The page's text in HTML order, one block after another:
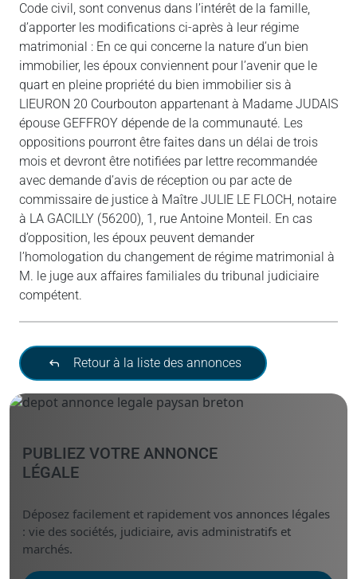
Code civil, sont convenus dans l’intérêt de la famille,
d’apporter les modifications ci-après à leur régime
matrimonial : En ce qui concerne la nature d’un bien
immobilier, les époux conviennent pour l’avenir que le
quart en pleine propriété du bien immobilier sis à
LIEURON 20 Courbouton appartenant à Madame JUDAIS
épouse GEFFROY dépende de la communauté. Les
oppositions pourront être faites dans un délai de trois
mois et devront être notifiées par lettre recommandée
avec demande d’avis de réception ou par acte de
commissaire de justice à Maître JULIE LE FLOCH, notaire
à LA GACILLY (56200), 1, rue Antoine Monteil. En cas
d’opposition, les époux peuvent demander
l’homologation du changement de régime matrimonial à
M. le juge aux affaires familiales du tribunal judiciaire
compétent.
Retour à la liste des annonces
PUBLIEZ VOTRE ANNONCE
LÉGALE
Déposez facilement et rapidement vos annonces légales
: vie des sociétés, judiciaire, avis administratifs et
marchés.